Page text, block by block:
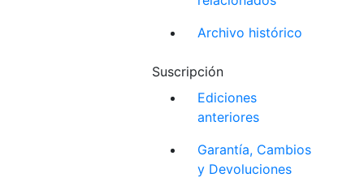
Archivo histórico
Suscripción
Ediciones
anteriores
Garantía, Cambios
y Devoluciones